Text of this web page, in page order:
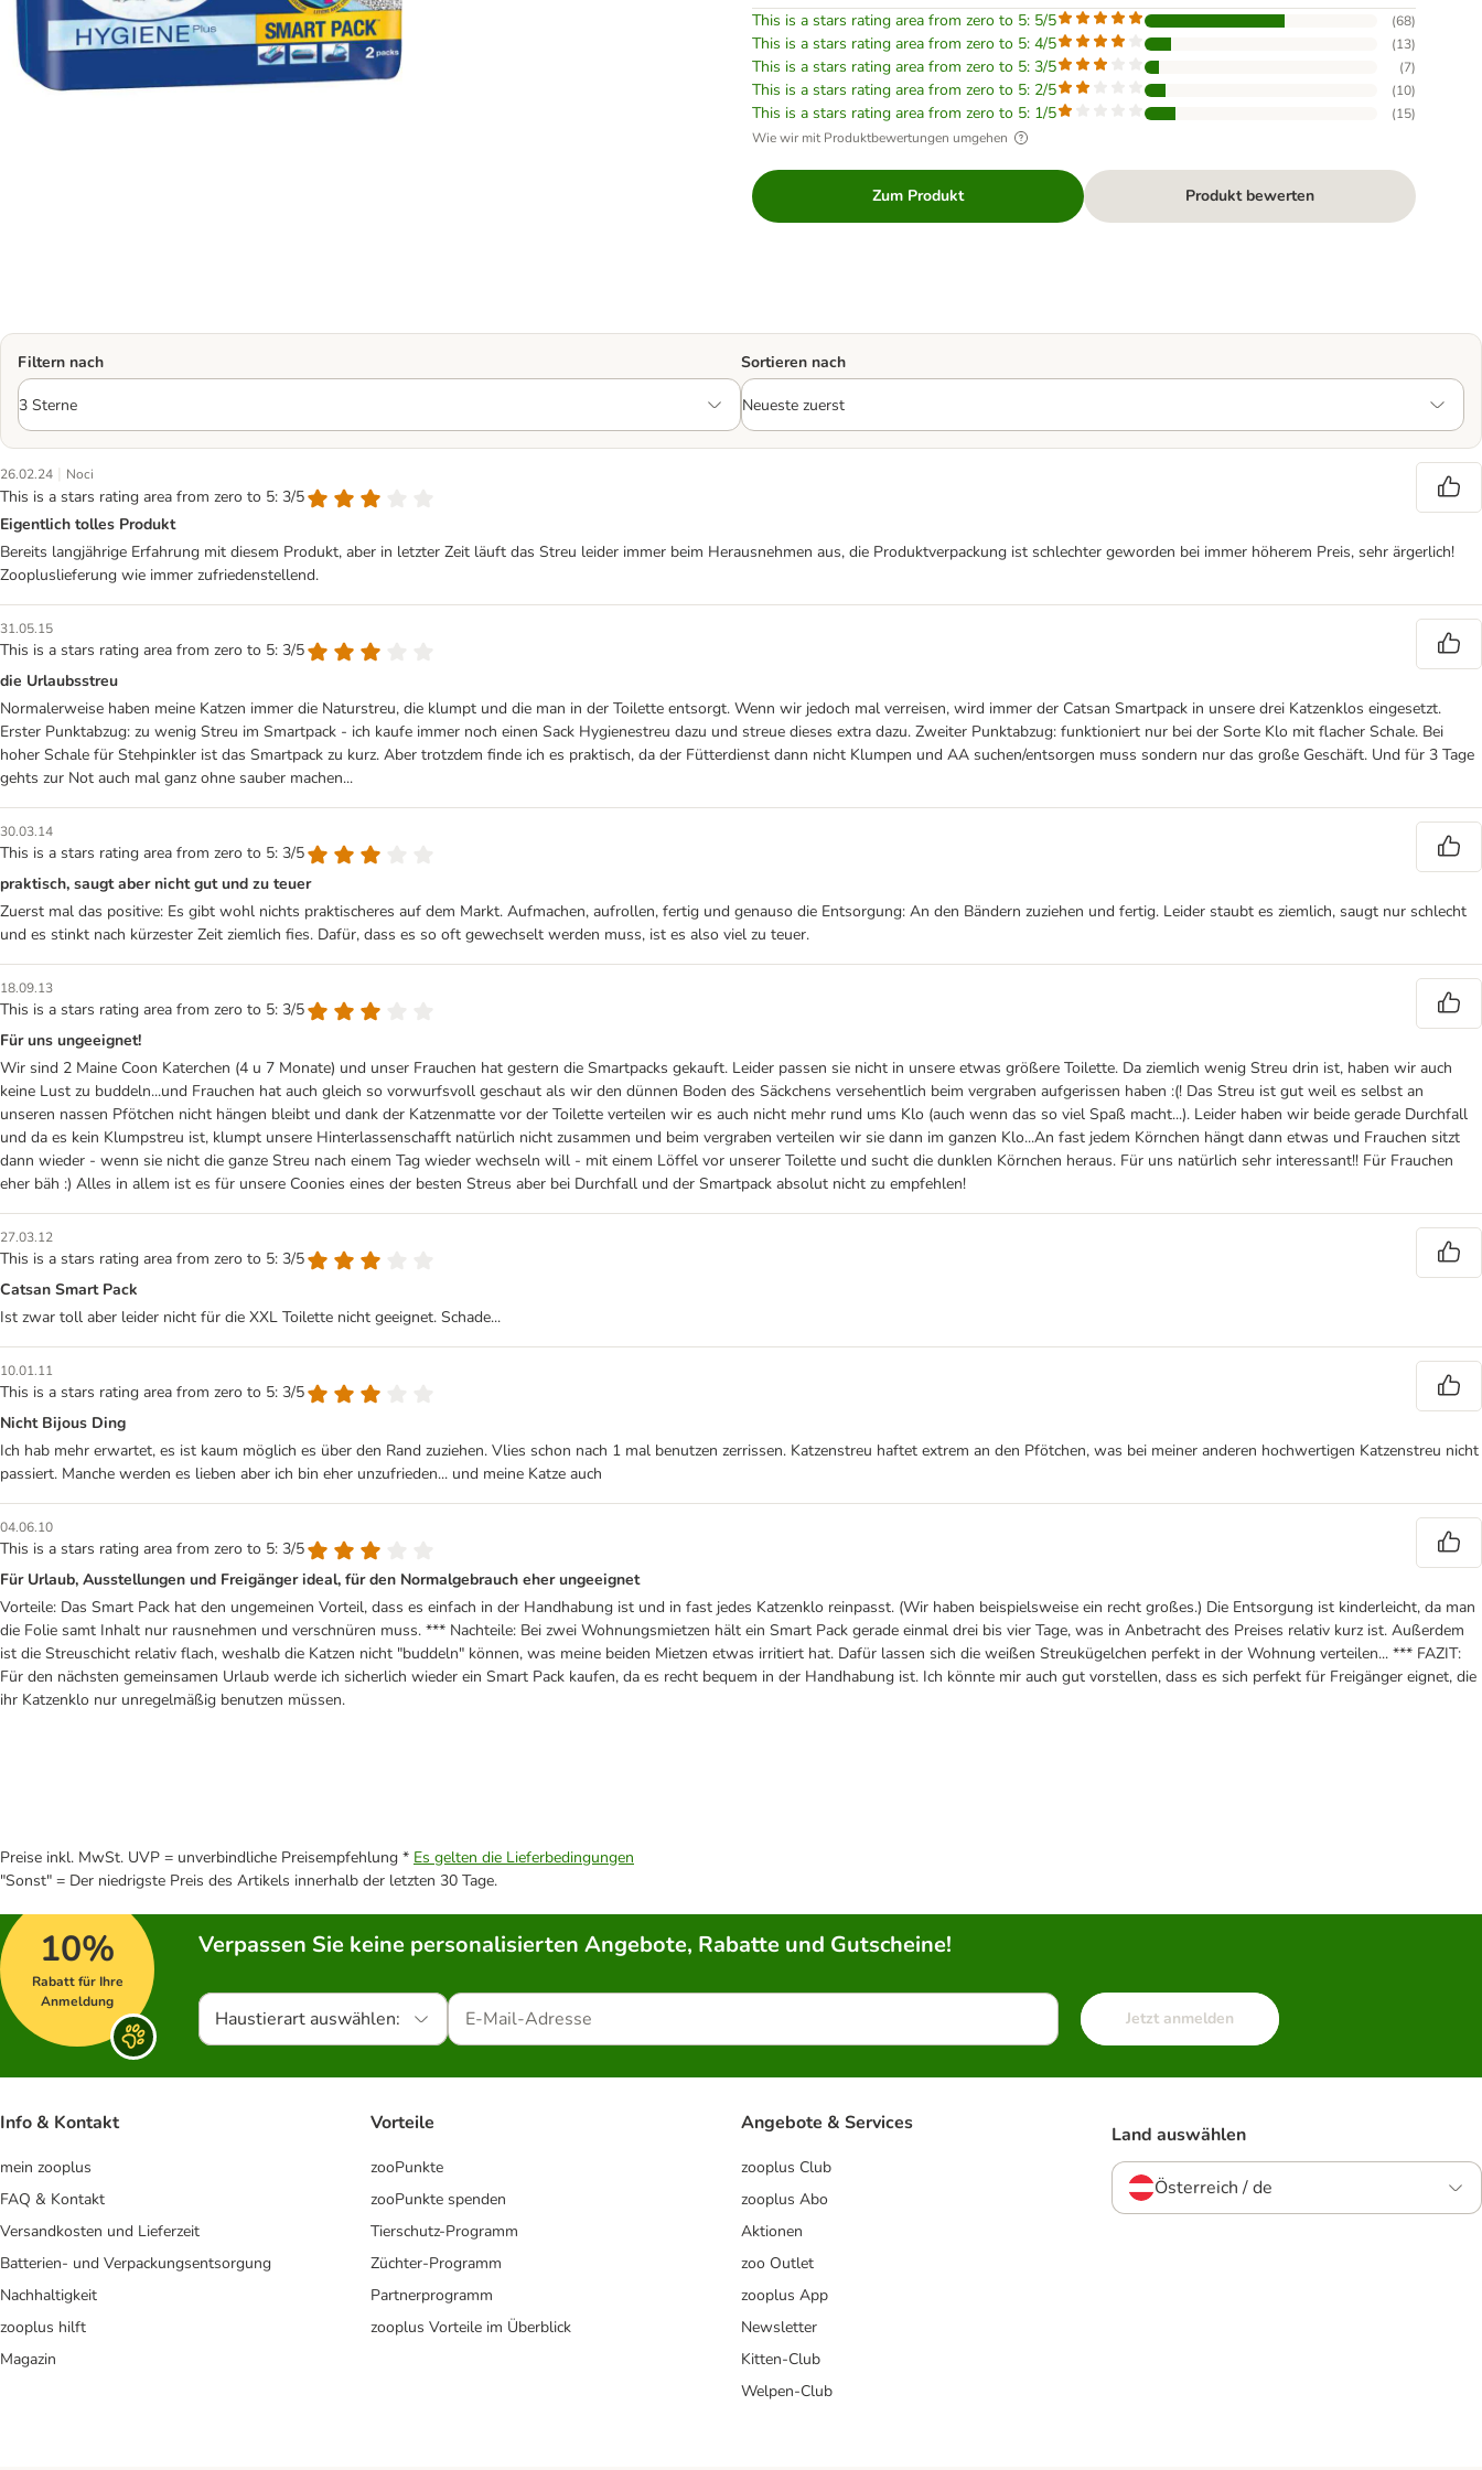
This is a stars rating area from zero to 5: 5/5
(68)
This is a stars rating area from zero to 5: 4/5 (13)
This is a stars rating area from zero to 5: 3/5 (7)
This is a stars rating area from zero to 5: 2/5 (10)
This is a stars rating area from zero to 5: 1/5 (15)
Wie wir mit Produktbewertungen umgehen
Zum Produkt Produkt bewerten
Filtern nach Sortieren nach
26.02.24 | Noci
This is a stars rating area from zero to 5: 3/5
Eigentlich tolles Produkt
Bereits langjährige Erfahrung mit diesem Produkt, aber in letzter Zeit läuft das Streu leider immer beim Herausnehmen aus, die Produktverpackung ist schlechter geworden bei immer höherem Preis, sehr ärgerlich!
Zoopluslieferung wie immer zufriedenstellend.
31.05.15
This is a stars rating area from zero to 5: 3/5
die Urlaubsstreu
Normalerweise haben meine Katzen immer die Naturstreu, die klumpt und die man in der Toilette entsorgt. Wenn wir jedoch mal verreisen, wird immer der Catsan Smartpack in unsere drei Katzenklos eingesetzt.
Erster Punktabzug: zu wenig Streu im Smartpack - ich kaufe immer noch einen Sack Hygienestreu dazu und streue dieses extra dazu. Zweiter Punktabzug: funktioniert nur bei der Sorte Klo mit flacher Schale. Bei
hoher Schale für Stehpinkler ist das Smartpack zu kurz. Aber trotzdem finde ich es praktisch, da der Fütterdienst dann nicht Klumpen und AA suchen/entsorgen muss sondern nur das große Geschäft. Und für 3 Tage
gehts zur Not auch mal ganz ohne sauber machen...
30.03.14
This is a stars rating area from zero to 5: 3/5
praktisch, saugt aber nicht gut und zu teuer
Zuerst mal das positive: Es gibt wohl nichts praktischeres auf dem Markt. Aufmachen, aufrollen, fertig und genauso die Entsorgung: An den Bändern zuziehen und fertig. Leider staubt es ziemlich, saugt nur schlecht
und es stinkt nach kürzester Zeit ziemlich fies. Dafür, dass es so oft gewechselt werden muss, ist es also viel zu teuer.
18.09.13
This is a stars rating area from zero to 5: 3/5
Für uns ungeeignet!
Wir sind 2 Maine Coon Katerchen (4 u 7 Monate) und unser Frauchen hat gestern die Smartpacks gekauft. Leider passen sie nicht in unsere etwas größere Toilette. Da ziemlich wenig Streu drin ist, haben wir auch
keine Lust zu buddeln...und Frauchen hat auch gleich so vorwurfsvoll geschaut als wir den dünnen Boden des Säckchens versehentlich beim vergraben aufgerissen haben :(! Das Streu ist gut weil es selbst an
unseren nassen Pfötchen nicht hängen bleibt und dank der Katzenmatte vor der Toilette verteilen wir es auch nicht mehr rund ums Klo (auch wenn das so viel Spaß macht...). Leider haben wir beide gerade Durchfall
und da es kein Klumpstreu ist, klumpt unsere Hinterlassenschafft natürlich nicht zusammen und beim vergraben verteilen wir sie dann im ganzen Klo...An fast jedem Körnchen hängt dann etwas und Frauchen sitzt
dann wieder - wenn sie nicht die ganze Streu nach einem Tag wieder wechseln will - mit einem Löffel vor unserer Toilette und sucht die dunklen Körnchen heraus. Für uns natürlich sehr interessant!! Für Frauchen
eher bäh :) Alles in allem ist es für unsere Coonies eines der besten Streus aber bei Durchfall und der Smartpack absolut nicht zu empfehlen!
27.03.12
This is a stars rating area from zero to 5: 3/5
Catsan Smart Pack
Ist zwar toll aber leider nicht für die XXL Toilette nicht geeignet. Schade...
10.01.11
This is a stars rating area from zero to 5: 3/5
Nicht Bijous Ding
Ich hab mehr erwartet, es ist kaum möglich es über den Rand zuziehen. Vlies schon nach 1 mal benutzen zerrissen. Katzenstreu haftet extrem an den Pfötchen, was bei meiner anderen hochwertigen Katzenstreu nicht
passiert. Manche werden es lieben aber ich bin eher unzufrieden... und meine Katze auch
04.06.10
This is a stars rating area from zero to 5: 3/5
Für Urlaub, Ausstellungen und Freigänger ideal, für den Normalgebrauch eher ungeeignet
Vorteile: Das Smart Pack hat den ungemeinen Vorteil, dass es einfach in der Handhabung ist und in fast jedes Katzenklo reinpasst. (Wir haben beispielsweise ein recht großes.) Die Entsorgung ist kinderleicht, da man
die Folie samt Inhalt nur rausnehmen und verschnüren muss. *** Nachteile: Bei zwei Wohnungsmietzen hält ein Smart Pack gerade einmal drei bis vier Tage, was in Anbetracht des Preises relativ kurz ist. Außerdem
ist die Streuschicht relativ flach, weshalb die Katzen nicht "buddeln" können, was meine beiden Mietzen etwas irritiert hat. Dafür lassen sich die weißen Streukügelchen perfekt in der Wohnung verteilen... *** FAZIT:
Für den nächsten gemeinsamen Urlaub werde ich sicherlich wieder ein Smart Pack kaufen, da es recht bequem in der Handhabung ist. Ich könnte mir auch gut vorstellen, dass es sich perfekt für Freigänger eignet, die
ihr Katzenklo nur unregelmäßig benutzen müssen.
Preise inkl. MwSt. UVP = unverbindliche Preisempfehlung * Es gelten die Lieferbedingungen
"Sonst" = Der niedrigste Preis des Artikels innerhalb der letzten 30 Tage.
10%
Rabatt für Ihre
Anmeldung
Verpassen Sie keine personalisierten Angebote, Rabatte und Gutscheine!
Haustierart auswählen: Jetzt anmelden
Info & Kontakt
mein zooplus
FAQ & Kontakt
Versandkosten und Lieferzeit
Batterien- und Verpackungsentsorgung
Nachhaltigkeit
zooplus hilft
Magazin
Vorteile
zooPunkte
zooPunkte spenden
Tierschutz-Programm
Züchter-Programm
Partnerprogramm
zooplus Vorteile im Überblick
Angebote & Services
zooplus Club
zooplus Abo
Aktionen
zoo Outlet
zooplus App
Newsletter
Kitten-Club
Welpen-Club
Land auswählen
Österreich / de